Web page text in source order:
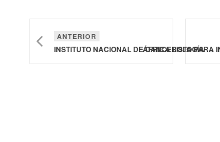
ANTERIOR
INSTITUTO NACIONAL DE CANCEROLOGÍA EN MÉXICO INCORPORA NUEVO EQUIPO DE TERAPIA SUPERFICIAL PARA CÁNCER DE PIEL